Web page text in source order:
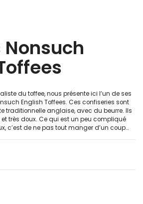
du toffee, nous présente ici l’un de ses
English Toffees. Ces confiseries sont
traditionnelle anglaise, avec du beurre. Ils
très doux. Ce qui est un peu compliqué
c’est de ne pas tout manger d’un coup…